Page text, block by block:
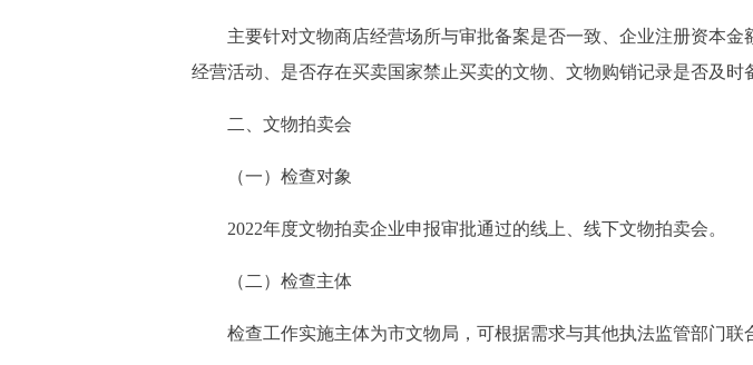
主要针对文物商店经营场所与审批备案是否一致、企业注册资本金
经营活动、是否存在买卖国家禁止买卖的文物、文物购销记录是否及
二、文物拍卖会
（一）检查对象
2022年度文物拍卖企业申报审批通过的线上、线下文物拍卖会。
（二）检查主体
检查工作实施主体为市文物局，可根据需求与其他执法监管部门联